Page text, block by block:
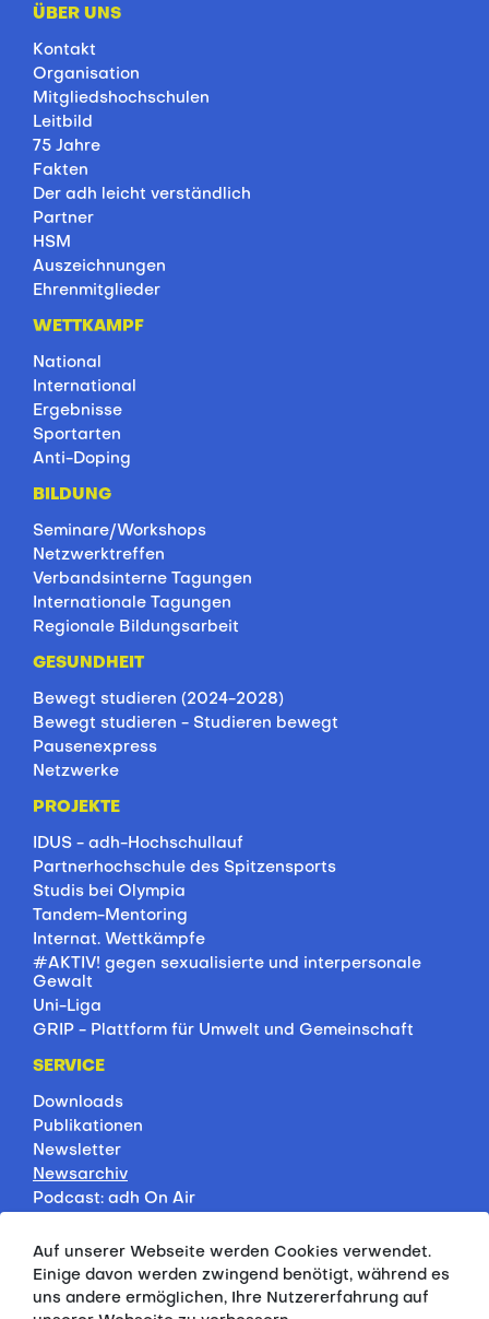
ÜBER UNS
Kontakt
Organisation
Mitgliedshochschulen
Leitbild
75 Jahre
Fakten
Der adh leicht verständlich
Partner
HSM
Auszeichnungen
Ehrenmitglieder
WETTKAMPF
National
International
Ergebnisse
Sportarten
Anti-Doping
BILDUNG
Seminare/Workshops
Netzwerktreffen
Verbandsinterne Tagungen
Internationale Tagungen
Regionale Bildungsarbeit
GESUNDHEIT
Bewegt studieren (2024-2028)
Bewegt studieren - Studieren bewegt
Pausenexpress
Netzwerke
PROJEKTE
IDUS - adh-Hochschullauf
Partnerhochschule des Spitzensports
Studis bei Olympia
Tandem-Mentoring
Internat. Wettkämpfe
#AKTIV! gegen sexualisierte und interpersonale
Gewalt
Uni-Liga
GRIP - Plattform für Umwelt und Gemeinschaft
SERVICE
Downloads
Publikationen
Newsletter
Newsarchiv
Podcast: adh On Air
Rankings
Servicepartner
HSP-Onlinekurse
Auf unserer Webseite werden Cookies verwendet.
Einige davon werden zwingend benötigt, während es
uns andere ermöglichen, Ihre Nutzererfahrung auf